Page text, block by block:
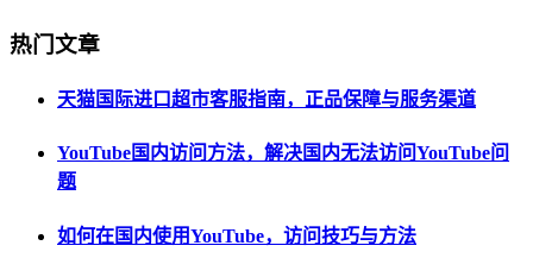
热门文章
天猫国际进口超市客服指南，正品保障与服务渠道
YouTube国内访问方法，解决国内无法访问YouTube问
题
如何在国内使用YouTube，访问技巧与方法